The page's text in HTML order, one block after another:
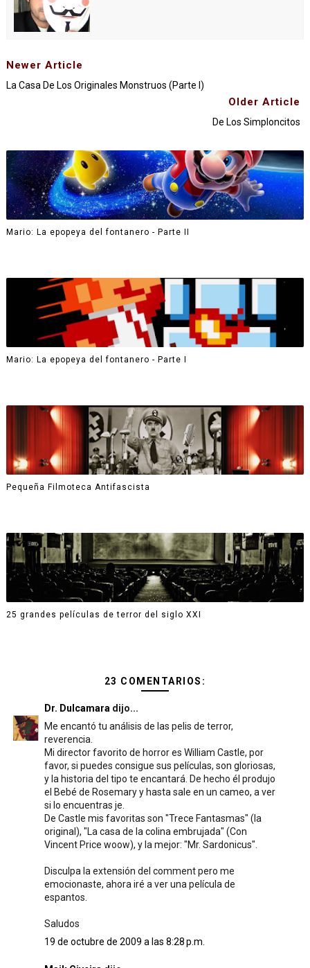
Newer Article
La Casa De Los Originales Monstruos (Parte I)
Older Article
De Los Simploncitos
Mario: La epopeya del fontanero - Parte II
Mario: La epopeya del fontanero - Parte I
Pequeña Filmoteca Antifascista
25 grandes películas de terror del siglo XXI
23 COMENTARIOS:
Dr. Dulcamara dijo...
Me encantó tu análisis de las pelis de terror,
reverencia.
Mi director favorito de horror es William Castle, por
favor, si puedes consigue sus películas, son gloriosas,
y la historia del tipo te encantará. De hecho él produjo
el Bebé de Rosemary y hasta sale en un cameo, a ver
si lo encuentras je.
De Castle mis favoritas son "Trece Fantasmas" (la
original), "La casa de la colina embrujada" (Con
Vincent Price woow), y la mejor: "Mr. Sardonicus".
Disculpa la extensión del comment pero me
emocionaste, ahora iré a ver una película de
espantos.
Saludos
19 de octubre de 2009 a las 8:28 p.m.